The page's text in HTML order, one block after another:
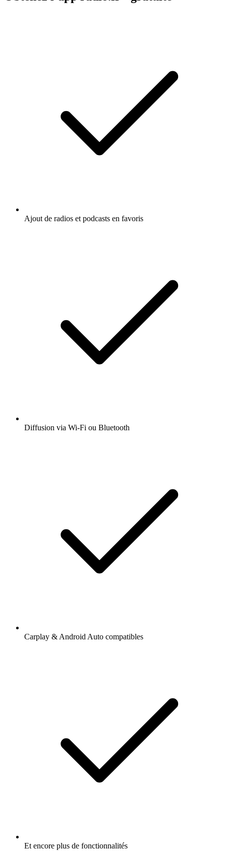
Ajout de radios et podcasts en favoris
Diffusion via Wi-Fi ou Bluetooth
Carplay & Android Auto compatibles
Et encore plus de fonctionnalités